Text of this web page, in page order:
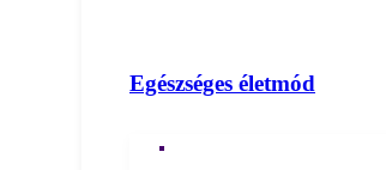
Egészséges életmód